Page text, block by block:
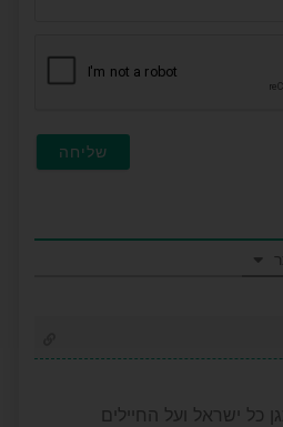
כל ישראל ועל החיילים